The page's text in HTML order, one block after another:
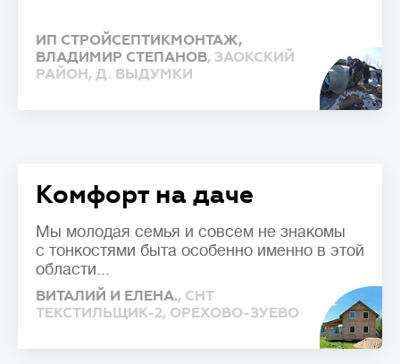
ИП СТРОЙСЕПТИКМОНТАЖ,
ВЛАДИМИР СТЕПАНОВ, ЗАОКСКИЙ
РАЙОН, Д. ВЫДУМКИ
Комфорт на даче
Мы молодая семья и совсем не знакомы
с тонкостями быта особенно именно в этой
области...
ВИТАЛИЙ И ЕЛЕНА., СНТ
ТЕКСТИЛЬЩИК-2, ОРЕХОВО-ЗУЕВО